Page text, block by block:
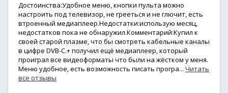
Достоинства:Удобное меню, кнопки пульта можно
настроить под телевизор, не грееться и не глючит, есть
втроенный медиаплеер.Недостатки:использую месяц,
недостатков пока не обнаружил.Комментарий:Купил к
своей старой плазме, что бы смотреть кабельные каналы
в цифре DVB-С.+ получил ещё медиаплеер, который
проиграл все видеоформаты что были на жёстком у меня.
Меню удобное, есть возможность писать програ... Читать
все отзывы